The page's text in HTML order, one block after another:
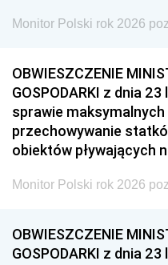
Monitor Polski rok 2026
OBWIESZCZENIE
GOSPODARKI z dnia
sprawie
przechowywanie
obiektów pływających
Monitor Polski rok 2026
OBWIESZCZENIE
GOSPODARKI z dnia